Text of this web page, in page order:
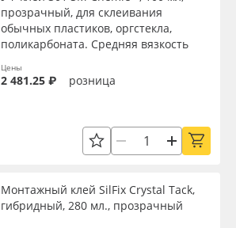
прозрачный, для склеивания
обычных пластиков, оргстекла,
поликарбоната. Средняя вязкость
Цены
2 481.25 ₽ розница
Монтажный клей SilFix Crystal Tack,
гибридный, 280 мл., прозрачный